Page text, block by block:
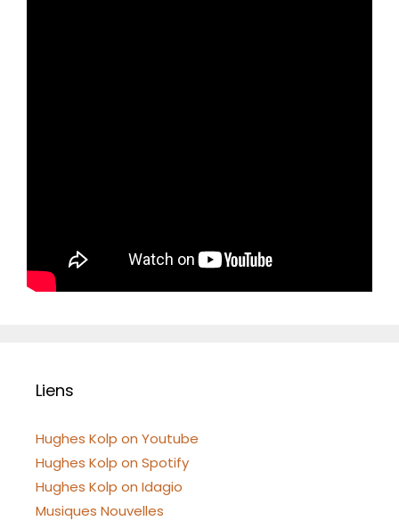
Liens
Hughes Kolp on Youtube
Hughes Kolp on Spotify
Hughes Kolp on Idagio
Musiques Nouvelles